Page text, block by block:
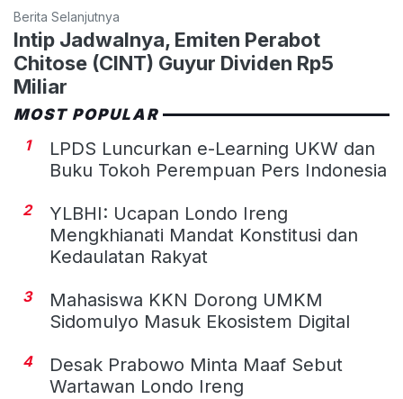
Berita Selanjutnya
Intip Jadwalnya, Emiten Perabot
Chitose (CINT) Guyur Dividen Rp5
Miliar
MOST POPULAR
1
LPDS Luncurkan e-Learning UKW dan
Buku Tokoh Perempuan Pers Indonesia
2
YLBHI: Ucapan Londo Ireng
Mengkhianati Mandat Konstitusi dan
Kedaulatan Rakyat
3
Mahasiswa KKN Dorong UMKM
Sidomulyo Masuk Ekosistem Digital
4
Desak Prabowo Minta Maaf Sebut
Wartawan Londo Ireng